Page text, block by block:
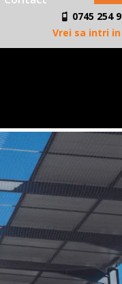
0745 254
Vrei sa intri